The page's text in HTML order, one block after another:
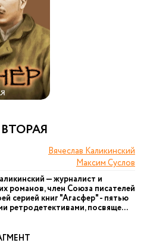
Вячеслав Каликинский
Максим Суслов
— журналист и
романов, член Союза писателей
серией книг "Агасфер" - пятью
ретродетективами, посвяще...